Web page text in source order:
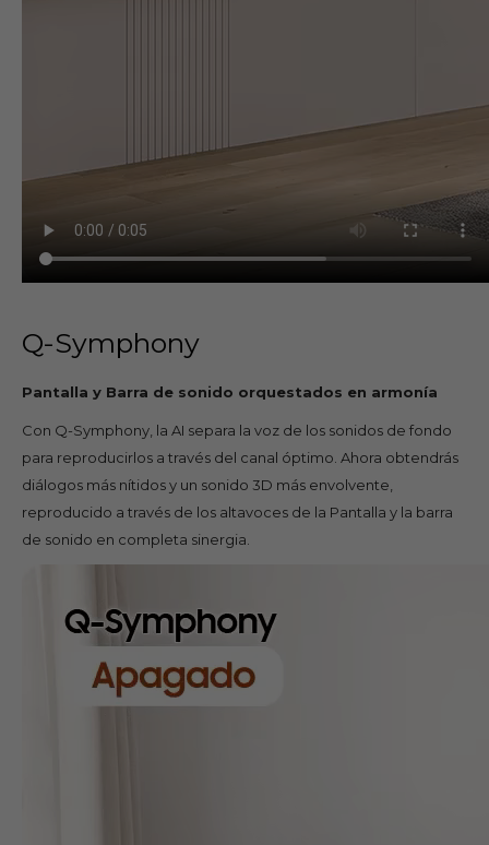
Q-Symphony
Pantalla y Barra de sonido orquestados en armonía
Con Q-Symphony, la AI separa la voz de los sonidos de fondo
para reproducirlos a través del canal óptimo. Ahora obtendrás
diálogos más nítidos y un sonido 3D más envolvente,
reproducido a través de los altavoces de la Pantalla y la barra
de sonido en completa sinergia.